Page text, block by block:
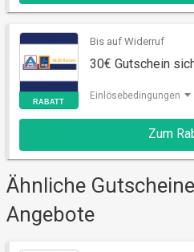
AKTION
Bis auf Widerruf
30€ Gutschein
Einlösebedingungen
Zum
Ähnliche
Angebote